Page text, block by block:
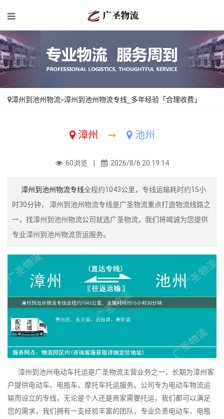
漳州到池州物流»漳州到池州物流专线_多年经验「合理收费」
漳州 ➙ 池州
60浏览 | 2026/8/6 20:19:14
漳州到池州物流专线全程约1043公里，专线运输耗时约15小
时30分钟， 漳州到池州物流专线是广圣物流重点打造物流线路之
一，找漳州到池州物流公司就选广圣物流，我们将竭诚为您提供
专业漳州到池州物流货运服务。
漳州到池州电动车托运是广圣物流主营业务之一，长期为漳州客
户提供电动车、电瓶车、摩托车托运服务。公司专为电动车物流运
输而设立的专线，无论是个人还是商家需要托运，我们都可以满足
您的需求，我们拥有一支经验丰富的团队，专业负责电动车、电瓶